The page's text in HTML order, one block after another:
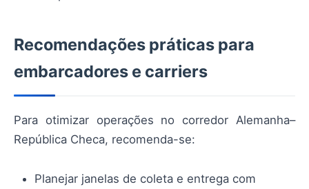
Recomendações práticas para
embarcadores e carriers
Para otimizar operações no corredor Alemanha–
República Checa, recomenda-se:
Planejar janelas de coleta e entrega com